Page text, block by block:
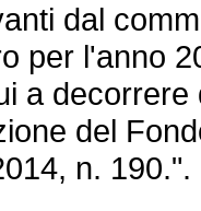
dal
per l'anno
a
del
n. 190.".